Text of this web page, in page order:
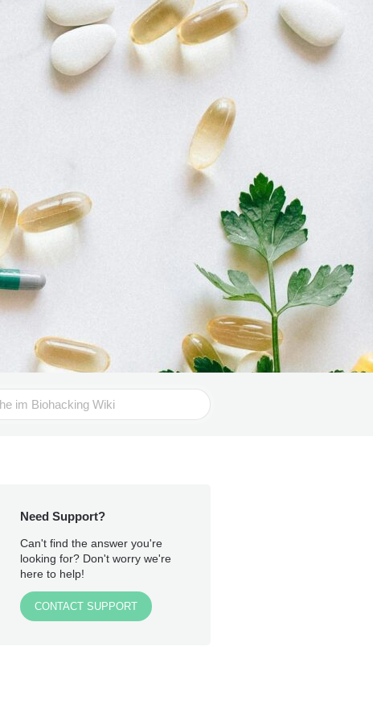
Need Support?
Can't find the answer you're
looking for? Don't worry we're
here to help!
CONTACT SUPPORT